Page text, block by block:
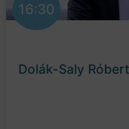
16:30
Dolák-Saly